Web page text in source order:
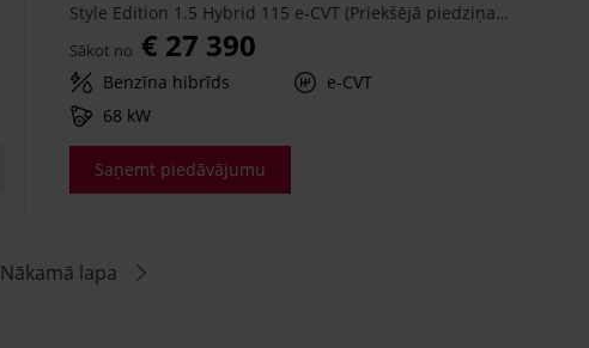
Style Edition 1.5 Hybrid 115 e-CVT (Priekšējā piedziņa) (68 kW)
Sākot no € 27 390
Benzīna hibrīds
e-CVT
68 kW
Saņemt piedāvājumu
Nākamā lapa